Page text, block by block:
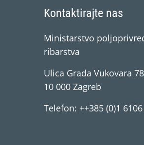
Kontaktirajte nas
Ministarstvo
ribarstva
Ulica Grada Vukovara 78
10 000 Zagreb
Telefon: ++385 (0)1